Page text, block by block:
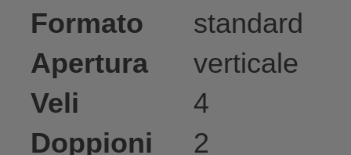
Formato
standard
Apertura
verticale
Veli
4
Doppioni
2